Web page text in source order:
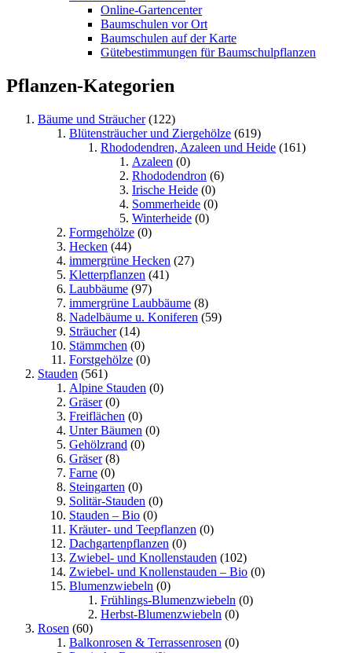
Online-Gartencenter
Baumschulen vor Ort
Baumschulen auf der Karte
Gütebestimmungen für Baumschulpflanzen
Pflanzen-Kategorien
Bäume und Sträucher(122)
Blütensträucher und Ziergehölze (619)
Rhododendren, Azaleen und Heide (161)
Azaleen (0)
Rhododendron (6)
Irische Heide (0)
Sommerheide (0)
Winterheide (0)
Formgehölze (0)
Hecken (44)
immergrüne Hecken (27)
Kletterpflanzen (41)
Laubbäume (97)
immergrüne Laubbäume (8)
Nadelbäume u. Koniferen (59)
Sträucher(14)
Stämmchen (0)
Forstgehölze (0)
Stauden (561)
Alpine Stauden (0)
Gräser(0)
Freiflächen (0)
Unter Bäumen (0)
Gehölzrand (0)
Gräser(8)
Farne (0)
Steingarten (0)
Solitär-Stauden (0)
Stauden – Bio (0)
Kräuter- und Teepflanzen (0)
Dachgartenpflanzen (0)
Zwiebel- und Knollenstauden (102)
Zwiebel- und Knollenstauden – Bio (0)
Blumenzwiebeln (0)
Frühlings-Blumenzwiebeln (0)
Herbst-Blumenzwiebeln (0)
Rosen (60)
Balkonrosen & Terrassenrosen (0)